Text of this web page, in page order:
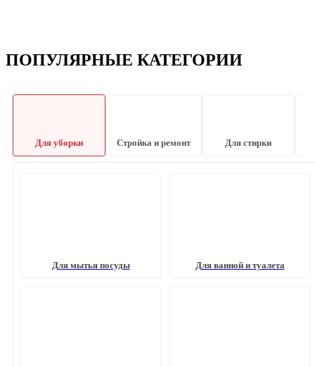
ПОПУЛЯРНЫЕ КАТЕГОРИИ
Для уборки Стройка и ремонт Для стирки
Для мытья посуды Для ванной и туалета